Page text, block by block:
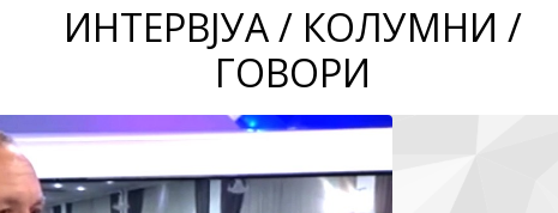
ИНТЕРВЈУА / КОЛУМНИ /
ГОВОРИ